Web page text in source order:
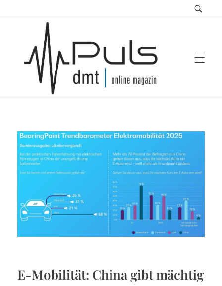
Puls Magazin
Zukunft der Mobilität
E-Mobilität: China gibt mächtig